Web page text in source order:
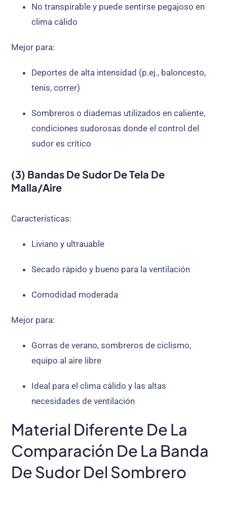
No transpirable y puede sentirse pegajoso en
clima cálido
Mejor para:
Deportes de alta intensidad (p.ej., baloncesto,
tenis, correr)
Sombreros o diademas utilizados en caliente,
condiciones sudorosas donde el control del
sudor es crítico
(3) Bandas De Sudor De Tela De
Malla/aire
Características:
Liviano y ultrauable
Secado rápido y bueno para la ventilación
Comodidad moderada
Mejor para:
Gorras de verano, sombreros de ciclismo,
equipo al aire libre
Ideal para el clima cálido y las altas
necesidades de ventilación
Material Diferente De La
Comparación De La Banda
De Sudor Del Sombrero